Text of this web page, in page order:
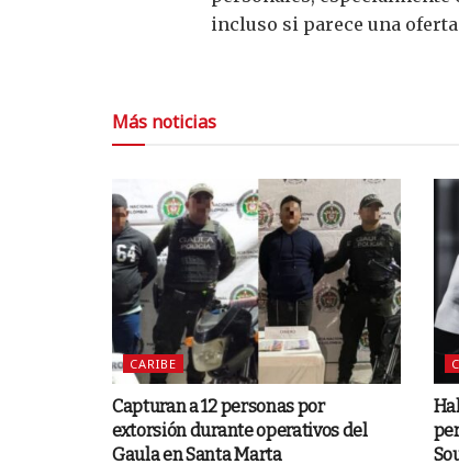
incluso si parece una
Más noticias
CARIBE
Capturan a 12 personas por
extorsión durante operativos del
Gaula en Santa Marta